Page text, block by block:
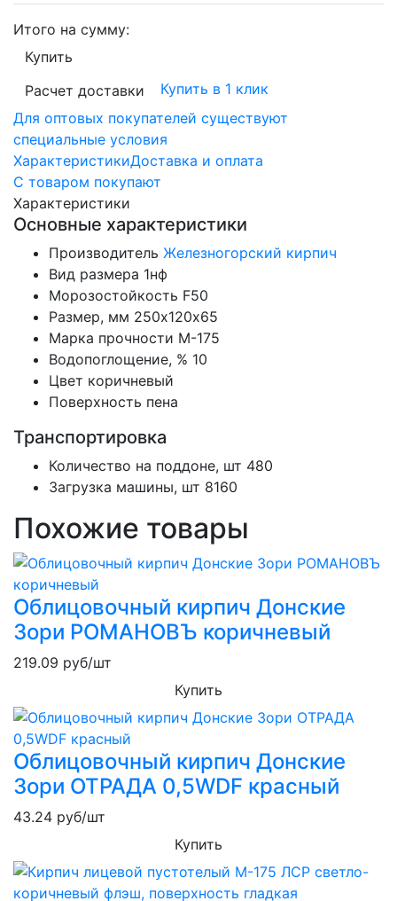
Итого на сумму:
Купить
Расчет доставки
Купить в 1 клик
Для оптовых покупателей существуют
специальные условия
ХарактеристикиДоставка и оплата
С товаром покупают
Характеристики
Основные характеристики
Производитель Железногорский кирпич
Вид размера 1нф
Морозостойкость F50
Размер, мм 250х120х65
Марка прочности М-175
Водопоглощение, % 10
Цвет коричневый
Поверхность пена
Транспортировка
Количество на поддоне, шт 480
Загрузка машины, шт 8160
Похожие товары
Облицовочный кирпич Донские
Зори РОМАНОВЪ коричневый
219.09 руб/шт
Купить
Облицовочный кирпич Донские
Зори ОТРАДА 0,5WDF красный
43.24 руб/шт
Купить